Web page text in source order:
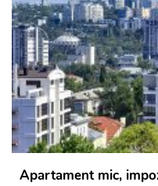
Apartament mic,